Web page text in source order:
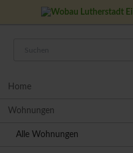
Home
Wohnungen
Alle Wohnungen